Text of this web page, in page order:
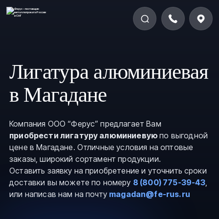
Лигатура алюминиевая
в Магадане
Компания ООО “Ферус” предлагает Вам
приобрести лигатуру алюминиевуюпо выгодной
цене в Магадане. Отличные условия на оптовые
заказы, широкий сортамент продукции.
Оставить заявку на приобретение и уточнить сроки
доставки вы можете по номеру 8 (800) 775-39-43,
или написав нам на почту magadan@fe-rus.ru